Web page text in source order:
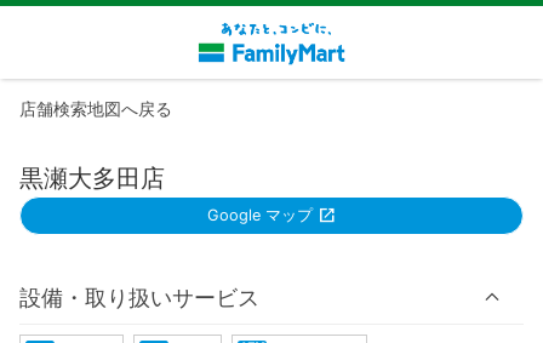
店舗検索地図へ戻る
黒瀬大多田店
Google マップ
設備・取り扱いサービス